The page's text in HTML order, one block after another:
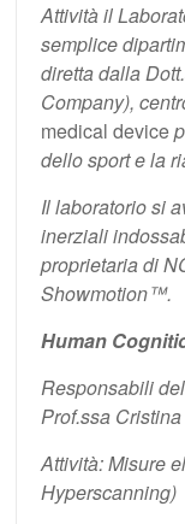
Attività il
semplice
diretta dalla
Company),
medical device
dello sport e la
Il laboratorio si
inerziali
proprietaria di
Showmotion™.
Human
Responsabili
Prof.ssa
Attività: Misure
Hyperscanning)